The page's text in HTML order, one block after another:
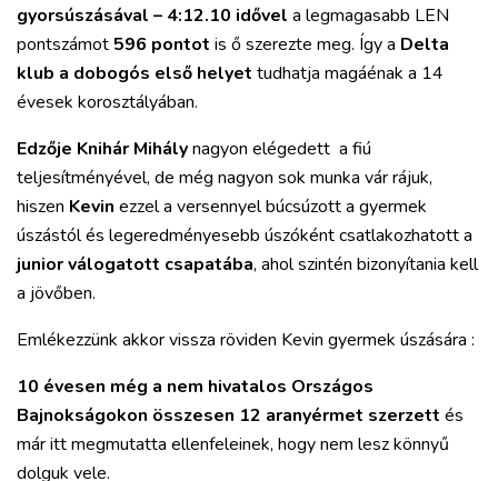
gyorsúszásával – 4:12.10 idővel a legmagasabb LEN
pontszámot 596 pontot is ő szerezte meg. Így a Delta
klub a dobogós első helyet tudhatja magáénak a 14
évesek korosztályában.
Edzője Knihár Mihálynagyon elégedett a fiú
teljesítményével, de még nagyon sok munka vár rájuk,
hiszen Kevin ezzel a versennyel búcsúzott a gyermek
úszástól és legeredményesebb úszóként csatlakozhatott a
junior válogatott csapatába, ahol szintén bizonyítania kell
a jövőben.
Emlékezzünk akkor vissza röviden Kevin gyermek úszására :
10 évesen még a nem hivatalos Országos
Bajnokságokon összesen 12 aranyérmet szerzett és
már itt megmutatta ellenfeleinek, hogy nem lesz könnyű
dolguk vele.